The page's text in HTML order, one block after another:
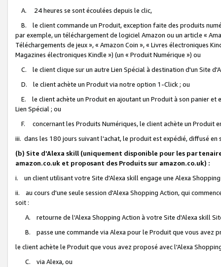
A. 24 heures se sont écoulées depuis le clic,
B. le client commande un Produit, exception faite des produits
par exemple, un téléchargement de logiciel Amazon ou un article «
Téléchargements de jeux », « Amazon Coin », « Livres électroniques
Magazines électroniques Kindle ») (un « Produit Numérique ») ou
C. le client clique sur un autre Lien Spécial à destination d'un Site
D. le client achète un Produit via notre option 1-Click ; ou
E. le client achète un Produit en ajoutant un Produit à son panier et
Lien Spécial ; ou
F. concernant les Produits Numériques, le client achète un Produit
iii. dans les 180 jours suivant l'achat, le produit est expédié, diffusé
(b) Site d'Alexa skill (uniquement disponible pour les
amazon.co.uk et proposant des Produits sur amazon.co.uk) :
i. un client utilisant votre Site d'Alexa skill engage une Alexa
ii. au cours d'une seule session d'Alexa Shopping Action, qui
soit :
A. retourne de l'Alexa Shopping Action à votre Site d'Alexa skill
B. passe une commande via Alexa pour le Produit que vous avez
le client achète le Produit que vous avez proposé avec l'Alexa
C. via Alexa, ou